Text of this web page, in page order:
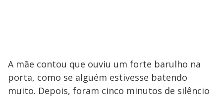
A mãe contou que ouviu um forte barulho na
porta, como se alguém estivesse batendo
muito. Depois, foram cinco minutos de silêncio